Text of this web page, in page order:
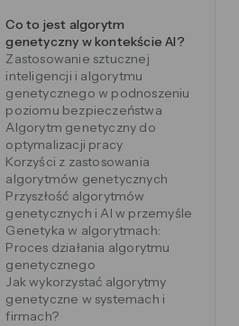
Co to jest algorytm
genetyczny w kontekście AI?
Zastosowanie sztucznej
inteligencji i algorytmu
genetycznego w podnoszeniu
poziomu bezpieczeństwa
Algorytm genetyczny do
optymalizacji pracy
Korzyści z zastosowania
algorytmów genetycznych
Przyszłość algorytmów
genetycznych i AI w przemyśle
Genetyka w algorytmach:
Proces działania algorytmu
genetycznego
Jak wykorzystać algorytmy
genetyczne w systemach i
firmach?